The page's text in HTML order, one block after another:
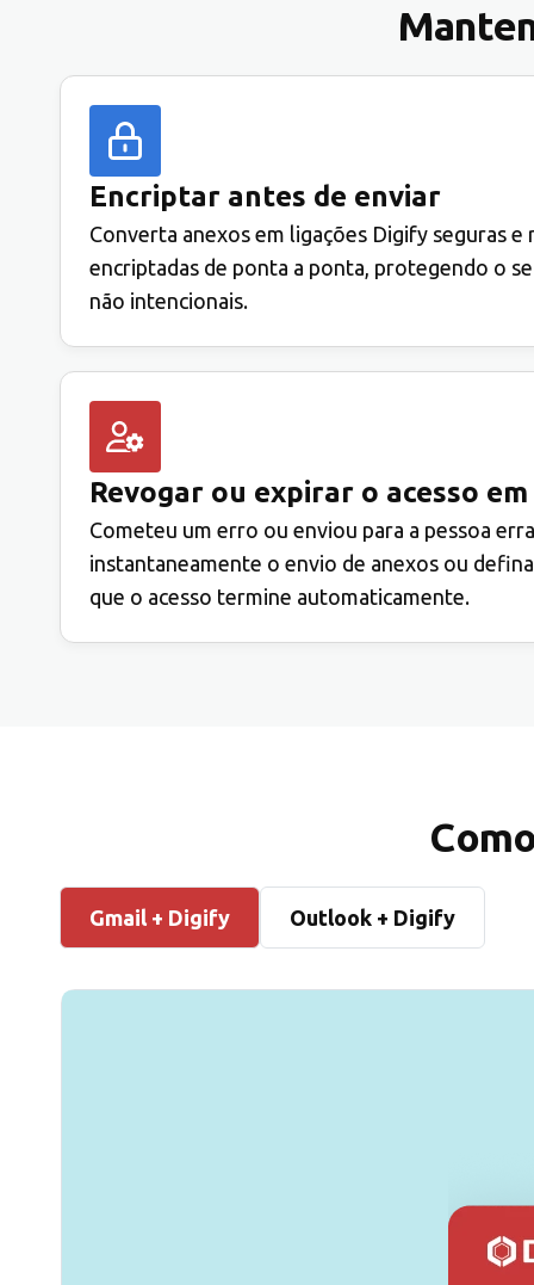
Encriptar antes de enviar
Converta anexos em ligações Digify seguras e
encriptadas de ponta a ponta, protegendo o
não intencionais.
Revogar ou expirar o acesso
Cometeu um erro ou enviou para a pessoa
instantaneamente o envio de anexos ou
que o acesso termine automaticamente.
Gmail + Digify Outlook + Digify